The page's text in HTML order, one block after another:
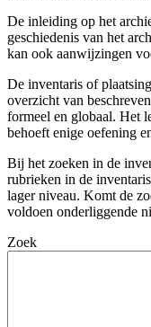
De inleiding op het
geschiedenis van het
kan ook aanwijzingen
De inventaris of
overzicht van
formeel en globaal. Het
behoeft enige oefening
Bij het zoeken in de
rubrieken in de
lager niveau. Komt de
voldoen onderliggende
Zoek